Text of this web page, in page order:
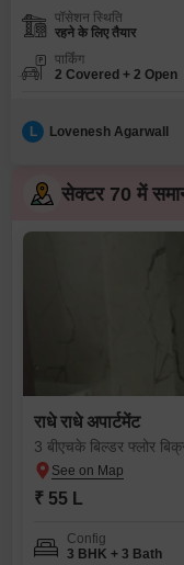
पॉसेशन स्थिति
रहने के लिए तैयार
पार्किंग
2 Covered + 2 Open
L Lovenesh Agarwall
सेक्टर 70 में
राधे राधे अपार्टमेंट
3 बीएचके बिल्डर फ्लोर
₹ 55 L
Config
3 BHK + 3 Bath